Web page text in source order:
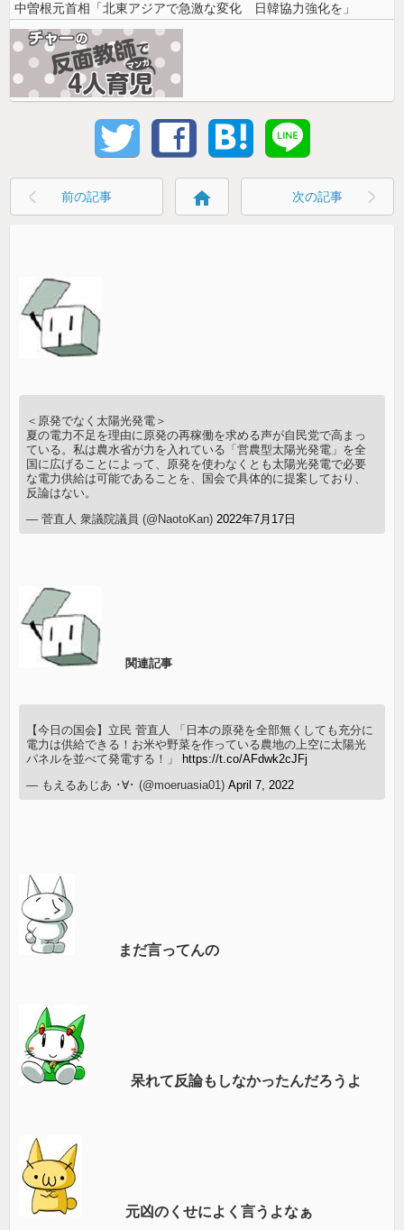
中曽根元首相「北東アジアで急激な変化 日韓協力強化を」
前の記事 home 次の記事
＜原発でなく太陽光発電＞
夏の電力不足を理由に原発の再稼働を求める声が自民党で高まっ
ている。私は農水省が力を入れている「営農型太陽光発電」を全
国に広げることによって、原発を使わなくとも太陽光発電で必要
な電力供給は可能であることを、国会で具体的に提案しており、
反論はない。
— 菅直人 衆議院議員 (@NaotoKan)2022年7月17日
関連記事
【今日の国会】立民 菅直人 「日本の原発を全部無くしても充分に
電力は供給できる！お米や野菜を作っている農地の上空に太陽光
パネルを並べて発電する！」
https://t.co/AFdwk2cJFj
— もえるあじあ ･∀･ (@moeruasia01)April 7, 2022
まだ言ってんの
呆れて反論もしなかったんだろうよ
元凶のくせによく言うよなぁ